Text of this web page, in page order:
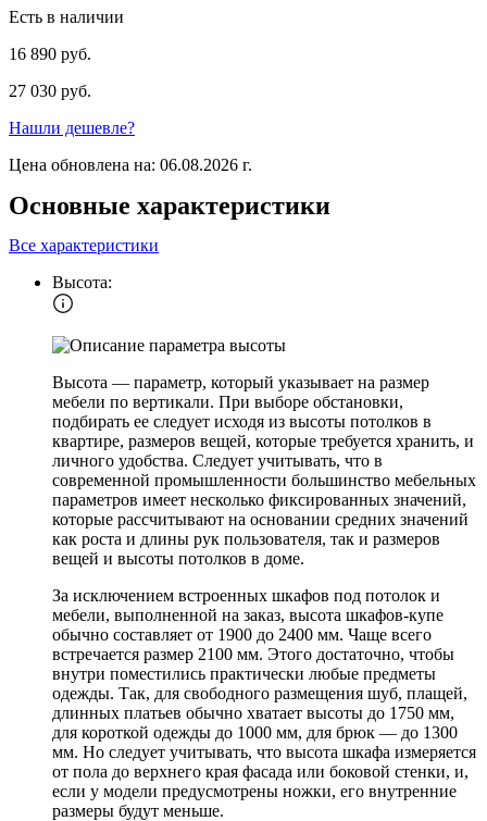
Есть в наличии
16 890 руб.
27 030 руб.
Нашли дешевле?
Цена обновлена на: 06.08.2026 г.
Основные характеристики
Все характеристики
Высота:
Высота — параметр, который указывает на размер
мебели по вертикали. При выборе обстановки,
подбирать ее следует исходя из высоты потолков в
квартире, размеров вещей, которые требуется хранить, и
личного удобства. Следует учитывать, что в
современной промышленности большинство мебельных
параметров имеет несколько фиксированных значений,
которые рассчитывают на основании средних значений
как роста и длины рук пользователя, так и размеров
вещей и высоты потолков в доме.
За исключением встроенных шкафов под потолок и
мебели, выполненной на заказ, высота шкафов-купе
обычно составляет от 1900 до 2400 мм. Чаще всего
встречается размер 2100 мм. Этого достаточно, чтобы
внутри поместились практически любые предметы
одежды. Так, для свободного размещения шуб, плащей,
длинных платьев обычно хватает высоты до 1750 мм,
для короткой одежды до 1000 мм, для брюк — до 1300
мм. Но следует учитывать, что высота шкафа измеряется
от пола до верхнего края фасада или боковой стенки, и,
если у модели предусмотрены ножки, его внутренние
размеры будут меньше.